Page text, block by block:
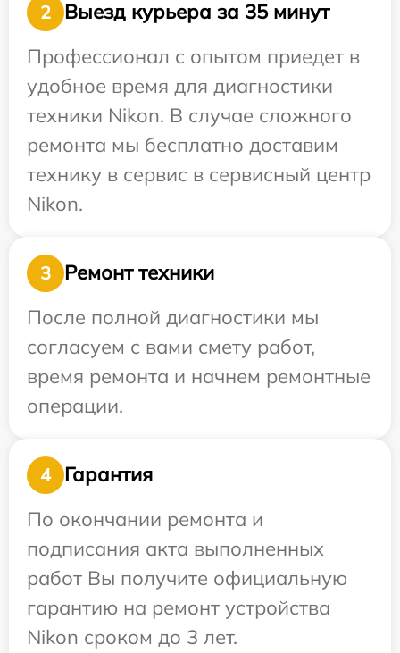
2
Выезд курьера за 35 минут
Профессионал с опытом приедет в
удобное время для диагностики
техники Nikon. В случае сложного
ремонта мы бесплатно доставим
технику в сервис в сервисный центр
Nikon.
3
Ремонт техники
После полной диагностики мы
согласуем с вами смету работ,
время ремонта и начнем ремонтные
операции.
4
Гарантия
По окончании ремонта и
подписания акта выполненных
работ Вы получите официальную
гарантию на ремонт устройства
Nikon сроком до 3 лет.